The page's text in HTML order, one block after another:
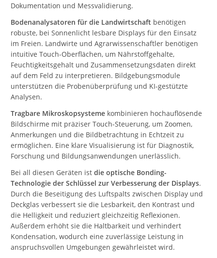
Dokumentation und Messvalidierung.
Bodenanalysatoren für die Landwirtschaft benötigen
robuste, bei Sonnenlicht lesbare Displays für den Einsatz
im Freien. Landwirte und Agrarwissenschaftler benötigen
intuitive Touch-Oberflächen, um Nährstoffgehalte,
Feuchtigkeitsgehalt und Zusammensetzungsdaten direkt
auf dem Feld zu interpretieren. Bildgebungsmodule
unterstützen die Probenüberprüfung und KI-gestützte
Analysen.
Tragbare Mikroskopsysteme kombinieren hochauflösende
Bildschirme mit präziser Touch-Steuerung, um Zoomen,
Anmerkungen und die Bildbetrachtung in Echtzeit zu
ermöglichen. Eine klare Visualisierung ist für Diagnostik,
Forschung und Bildungsanwendungen unerlässlich.
Bei all diesen Geräten istdie optische Bonding-
Technologie der Schlüssel zur Verbesserung der Displays.
Durch die Beseitigung des Luftspalts zwischen Display und
Deckglas verbessert sie die Lesbarkeit, den Kontrast und
die Helligkeit und reduziert gleichzeitig Reflexionen.
Außerdem erhöht sie die Haltbarkeit und verhindert
Kondensation, wodurch eine zuverlässige Leistung in
anspruchsvollen Umgebungen gewährleistet wird.